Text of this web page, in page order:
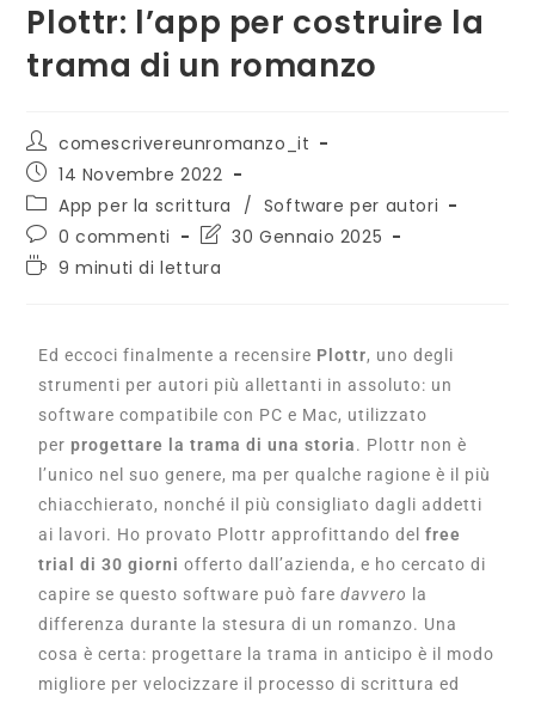
Plottr: l’app per costruire la
trama di un romanzo
comescrivereunromanzo_it
14 Novembre 2022
App per la scrittura
/ Software per autori
0 commenti
30 Gennaio 2025
9 minuti di lettura
Ed eccoci finalmente a recensire Plottr, uno degli
strumenti per autori più allettanti in assoluto: un
software compatibile con PC e Mac, utilizzato
perprogettare la trama di una storia. Plottr non è
l’unico nel suo genere, ma per qualche ragione è il più
chiacchierato, nonché il più consigliato dagli addetti
ai lavori. Ho provato Plottr approfittando delfree
trial di 30 giorni offerto dall’azienda, e ho cercato di
capire se questo software può faredavvero
la
differenza durante la stesura di un romanzo. Una
cosa è certa: progettare la trama in anticipo è il modo
migliore per velocizzare il processo di scrittura ed